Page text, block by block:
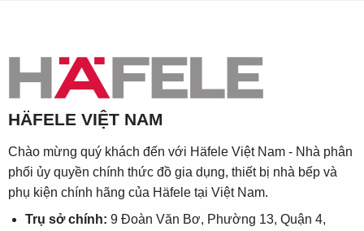
HÄFELE VIỆT NAM
Chào mừng quý khách đến với Häfele Việt Nam - Nhà phân
phối ủy quyền chính thức đồ gia dụng, thiết bị nhà bếp và
phụ kiện chính hãng của Häfele tại Việt Nam.
Trụ sở chính: 9 Đoàn Văn Bơ, Phường 13, Quận 4,